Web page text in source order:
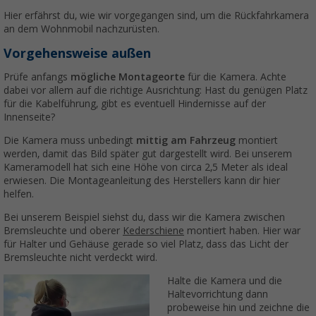
Hier erfährst du, wie wir vorgegangen sind, um die Rückfahrkamera
an dem Wohnmobil nachzurüsten.
Vorgehensweise außen
Prüfe anfangs mögliche Montageorte für die Kamera. Achte
dabei vor allem auf die richtige Ausrichtung: Hast du genügen Platz
für die Kabelführung, gibt es eventuell Hindernisse auf der
Innenseite?
Die Kamera muss unbedingt mittig am Fahrzeug montiert
werden, damit das Bild später gut dargestellt wird. Bei unserem
Kameramodell hat sich eine Höhe von circa 2,5 Meter als ideal
erwiesen. Die Montageanleitung des Herstellers kann dir hier
helfen.
Bei unserem Beispiel siehst du, dass wir die Kamera zwischen
Bremsleuchte und oberer Kederschiene montiert haben. Hier war
für Halter und Gehäuse gerade so viel Platz, dass das Licht der
Bremsleuchte nicht verdeckt wird.
Halte die Kamera und die
Haltevorrichtung dann
probeweise hin und zeichne die